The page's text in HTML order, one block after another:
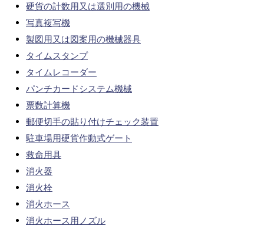
硬貨の計数用又は選別用の機械
写真複写機
製図用又は図案用の機械器具
タイムスタンプ
タイムレコーダー
パンチカードシステム機械
票数計算機
郵便切手の貼り付けチェック装置
駐車場用硬貨作動式ゲート
救命用具
消火器
消火栓
消火ホース
消火ホース用ノズル